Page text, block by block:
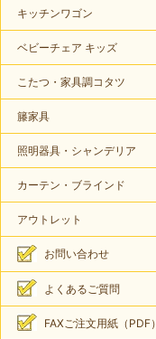
キッチンワゴン
ベビーチェア キッズ
こたつ・家具調コタツ
籐家具
照明器具・シャンデリア
カーテン・ブラインド
アウトレット
お問い合わせ
よくあるご質問
FAXご注文用紙（PDF）